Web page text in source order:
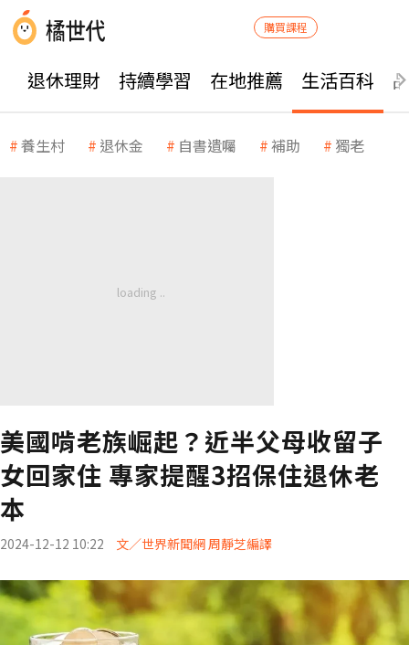
購買課程
退休理財 持續學習 在地推薦 生活百科
養生村 退休金 自書遺囑 補助 獨老
美國啃老族崛起？近半父母收留子
女回家住 專家提醒3招保住退休老
本
2024-12-12 10:22 文／世界新聞網 周靜芝編譯